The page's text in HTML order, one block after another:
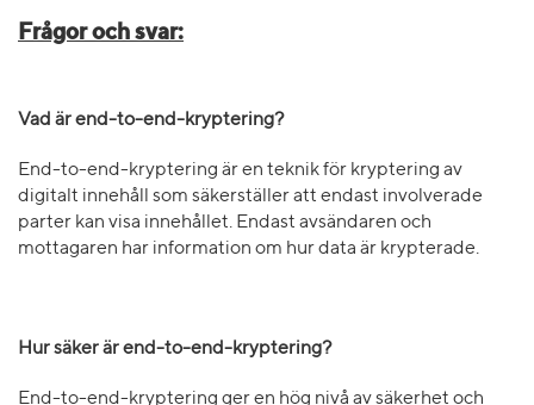
Frågor och svar:
Vad är end-to-end-kryptering?
End-to-end-kryptering är en teknik för kryptering av
digitalt innehåll som säkerställer att endast involverade
parter kan visa innehållet. Endast avsändaren och
mottagaren har information om hur data är krypterade.
Hur säker är end-to-end-kryptering?
End-to-end-kryptering ger en hög nivå av säkerhet och